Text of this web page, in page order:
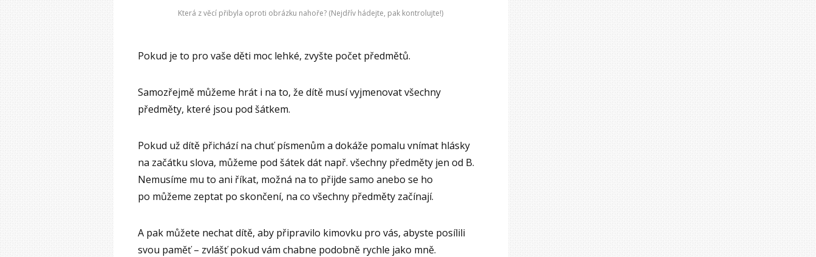
Která z věcí přibyla oproti obrázku nahoře? (Nejdřív hádejte, pak kontrolujte!)
Pokud je to pro vaše děti moc lehké, zvyšte počet předmětů.
Samozřejmě můžeme hrát i na to, že dítě musí vyjmenovat všechny
předměty, které jsou pod šátkem.
Pokud už dítě přichází na chuť písmenům a dokáže pomalu vnímat hlásky
na začátku slova, můžeme pod šátek dát např. všechny předměty jen od B.
Nemusíme mu to ani říkat, možná na to přijde samo anebo se ho
po můžeme zeptat po skončení, na co všechny předměty začínají.
A pak můžete nechat dítě, aby připravilo kimovku pro vás, abyste posílili
svou paměť – zvlášť pokud vám chabne podobně rychle jako mně.